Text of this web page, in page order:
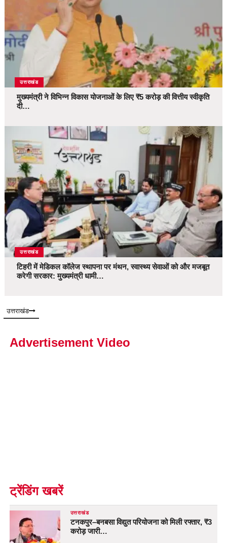
उत्तराखंड
मुख्यमंत्री ने विभिन्न विकास योजनाओं के लिए ₹5 करोड़ की वित्तीय स्वीकृति
दी…
उत्तराखंड
टिहरी में मेडिकल कॉलेज स्थापना पर मंथन, स्वास्थ्य सेवाओं को और मजबूत
करेगी सरकार: मुख्यमंत्री धामी…
उत्तराखंड
Advertisement Video
ट्रेंडिंग खबरें
उत्तराखंड
टनकपुर–बनबसा विद्युत परियोजना को मिली रफ्तार, ₹3
करोड़ जारी…